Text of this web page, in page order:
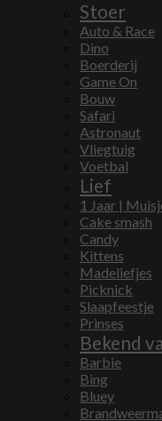
Stoer
Auto & Race
Dino
Boerderij
Game On
Bouw
Safari
Astronaut
Vliegtuig
Voetbal
Lief
1 Jaar |
Cake smash
Candy
Kittens
Madeliefjes
Picknick
Slaapfeestje
Prinses
Bekend
Barbie
Bing
Bluey